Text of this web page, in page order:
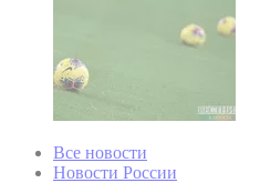
Все новости
Новости России